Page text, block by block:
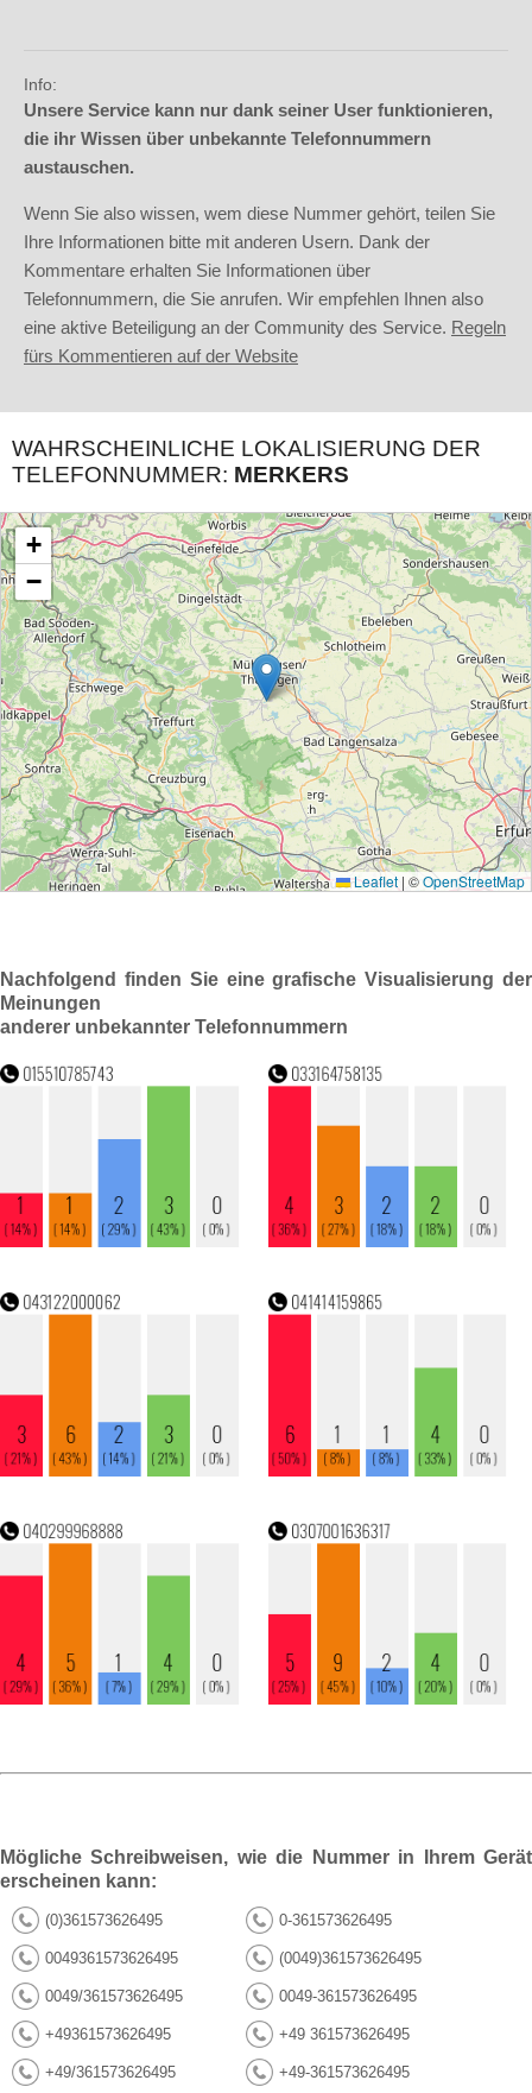
Info:
Unsere Service kann nur dank seiner User funktionieren,
die ihr Wissen über unbekannte Telefonnummern
austauschen.
Wenn Sie also wissen, wem diese Nummer gehört, teilen Sie
Ihre Informationen bitte mit anderen Usern. Dank der
Kommentare erhalten Sie Informationen über
Telefonnummern, die Sie anrufen. Wir empfehlen Ihnen also
eine aktive Beteiligung an der Community des Service. Regeln
fürs Kommentieren auf der Website
WAHRSCHEINLICHE LOKALISIERUNG DER
TELEFONNUMMER: MERKERS
Nachfolgend finden Sie eine grafische Visualisierung der
Meinungen
anderer unbekannter Telefonnummern
Mögliche Schreibweisen, wie die Nummer in Ihrem Gerät
erscheinen kann:
(0)361573626495 0-361573626495
0049361573626495 (0049)361573626495
0049/361573626495 0049-361573626495
+49361573626495 +49 361573626495
+49/361573626495 +49-361573626495